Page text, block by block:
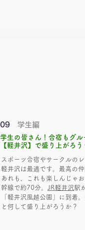
09 学生編
学生の皆さん！合宿もグル
【軽井沢】で盛り上がろう
スポーツ合宿やサークルの
軽井沢は最適です。最高の
あれも、これも楽しんじゃ
幹線で約70分。
JR軽井沢駅
「軽井沢風越公園」に到着
と何して盛り上がろうか？